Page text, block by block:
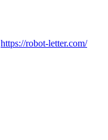
https://robot-letter.com/